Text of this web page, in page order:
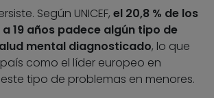
Según UNICEF, el 20,8 % de los
19 años padece algún tipo de
mental diagnosticado, lo que
como el líder europeo en
tipo de problemas en menores.